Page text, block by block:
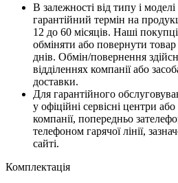
В залежності від типу і
гарантійний термін на
12 до 60 місяців. Наші
обміняти або повернути
днів. Обмін/повернення
відділеннях компанії або
доставки.
Для гарантійного
у офіційні сервісні центри
компанії, попередньо
телефоном гарячої лінії,
сайті.
Комплектацiя